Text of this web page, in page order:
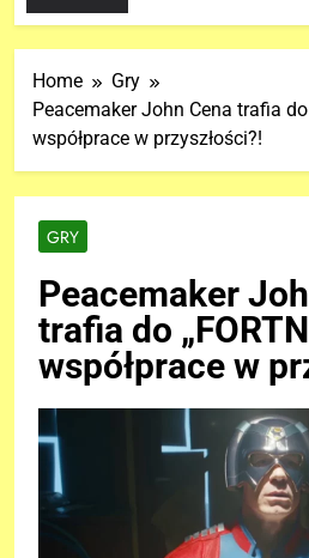
Home
Gry
Peacemaker John Cena trafia do
współprace w przyszłości?!
GRY
Peacemaker
trafia do
współprace w